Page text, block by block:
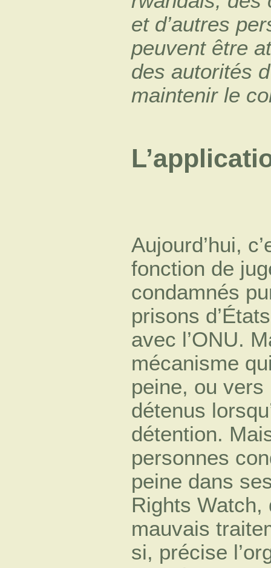
et d’autres
peuvent être
des autorités
maintenir le
Aujourd’hui,
fonction de
condamnés
prisons
avec l’ONU.
mécanisme
peine, ou
détenus
détention.
personnes
peine dans
Rights
mauvais
si, précise